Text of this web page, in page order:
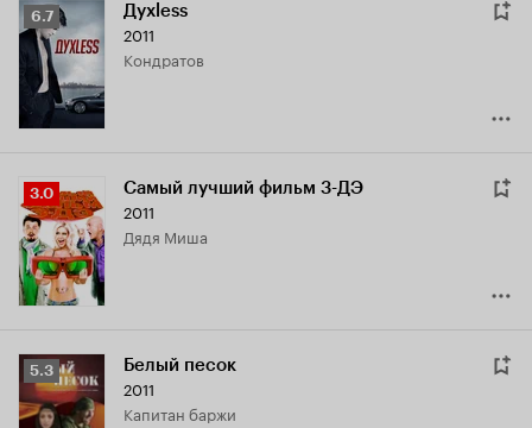
Рейтинг
Кинопоиска
6.7
6.7 Духless
2011
Кондратов
Рейтинг
Кинопоиска
3.0
3.0 Самый лучший фильм 3-ДЭ
2011
дядя Миша
Рейтинг
Кинопоиска
5.3
5.3 Белый песок
2011
капитан баржи